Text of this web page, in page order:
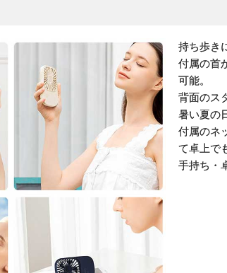
持ち歩き
付属の首
可能。
背面のス
暑い夏の
付属のネ
て卓上で
手持ち・